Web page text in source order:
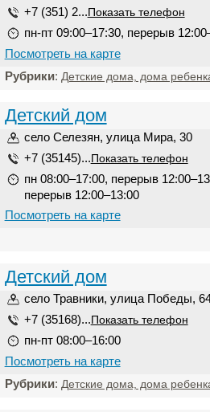
+7 (351) 2... Показать телефон
пн-пт 09:00–17:30, перерыв
Посмотреть на карте
Рубрики: Детские дома, дома
Детский дом
село Селезян, улица Мира, 30
+7 (35145)... Показать телефон
пн 08:00–17:00, перерыв
перерыв 12:00–13:00
Посмотреть на карте
Детский дом
село Травники, улица Победы,
+7 (35168)... Показать телефон
пн-пт 08:00–16:00
Посмотреть на карте
Рубрики: Детские дома, дома